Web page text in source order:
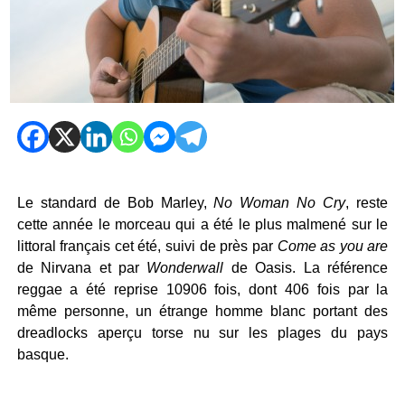
Le standard de Bob Marley,No Woman No Cry, reste
cette année le morceau qui a été le plus malmené sur le
littoral français cet été, suivi de près par Come as you are
de Nirvana et par Wonderwall de Oasis. La référence
reggae a été reprise 10906 fois, dont 406 fois par la
même personne, un étrange homme blanc portant des
dreadlocks aperçu torse nu sur les plages du pays
basque.